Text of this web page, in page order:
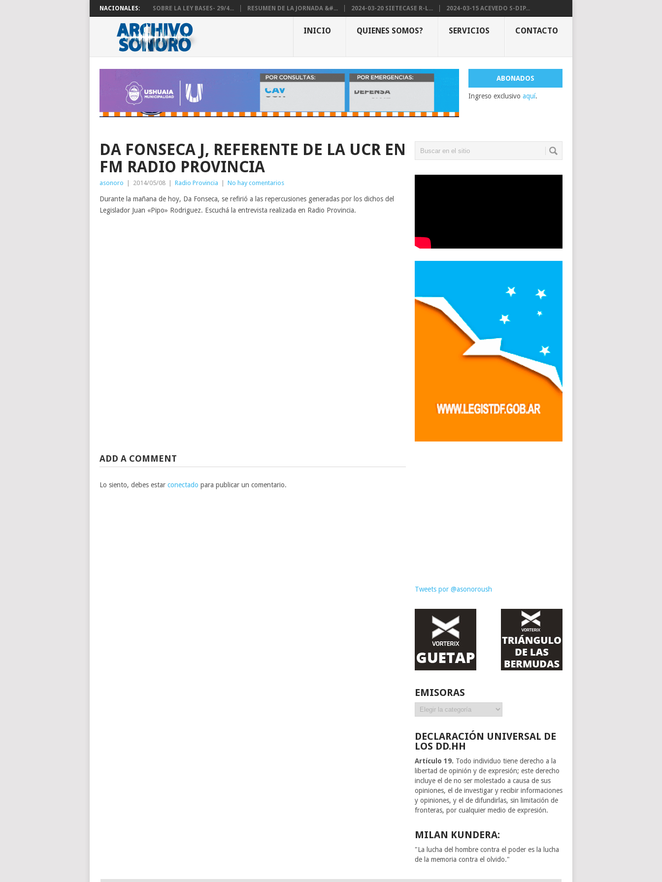
NACIONALES: SOBRE LA LEY BASES- 29/4... RESUMEN DE LA JORNADA &#... 2024-03-20 SIETECASE R-L... 2024-03-15 ACEVEDO S-DIP...
INICIO QUIENES SOMOS? SERVICIOS CONTACTO
ABONADOS
Ingreso exclusivoaquí.
DA FONSECA J, REFERENTE DE LA UCR EN
FM RADIO PROVINCIA
asonoro 2014/05/08 Radio Provincia No hay comentarios
Durante la mañana de hoy, Da Fonseca, se refirió a las repercusiones generadas por los dichos del
Legislador Juan «Pipo» Rodriguez. Escuchá la entrevista realizada en Radio Provincia.
ADD A COMMENT
Lo siento, debes estar conectado para publicar un comentario.
Tweets por @asonoroush
EMISORAS
Emisoras
DECLARACIÓN UNIVERSAL DE
LOS DD.HH
Artículo 19. Todo individuo tiene derecho a la
libertad de opinión y de expresión; este derecho
incluye el de no ser molestado a causa de sus
opiniones, el de investigar y recibir informaciones
y opiniones, y el de difundirlas, sin limitación de
fronteras, por cualquier medio de expresión.
MILAN KUNDERA:
"La lucha del hombre contra el poder es la lucha
de la memoria contra el olvido."